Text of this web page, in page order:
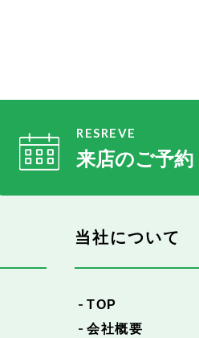
RESREVE
来店のご予約
当社について
TOP
会社概要